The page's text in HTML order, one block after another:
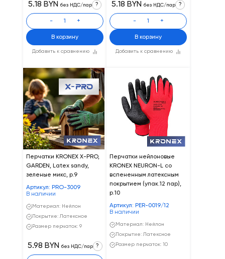
Добавить к сравнению
5.18 BYN без НДС/пар ?
- +
В корзину
Добавить к сравнению
5.18 BYN без НДС/пар ?
- +
В корзину
Перчатки KRONEX X-PRO,
GARDEN, Latex sandy,
зеленые микс, р.9
Артикул: PRO-3009
В наличии
Материал: Нейлон
Покрытие: Латексное
Размер перчаток: 9
5.98 BYN без НДС/пар ?
Перчатки нейлоновые
KRONEX NEURON-L со
вспененным латексным
покрытием (упак.12 пар),
р.10
Артикул: PER-0019/12
В наличии
Материал: Нейлон
Покрытие: Латексное
Размер перчаток: 10